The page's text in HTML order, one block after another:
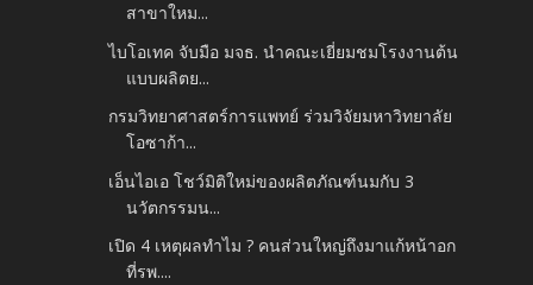
สาขาใหม...
ไบโอเทค จับมือ มจธ. นำคณะเยี่ยมชมโรงงานต้น
แบบผลิตย...
กรมวิทยาศาสตร์การแพทย์ ร่วมวิจัยมหาวิทยาลัย
โอซาก้า...
เอ็นไอเอ โชว์มิติใหม่ของผลิตภัณฑ์นมกับ 3
นวัตกรรมน...
เปิด 4 เหตุผลทำไม ? คนส่วนใหญ่ถึงมาแก้หน้าอก
ที่รพ....